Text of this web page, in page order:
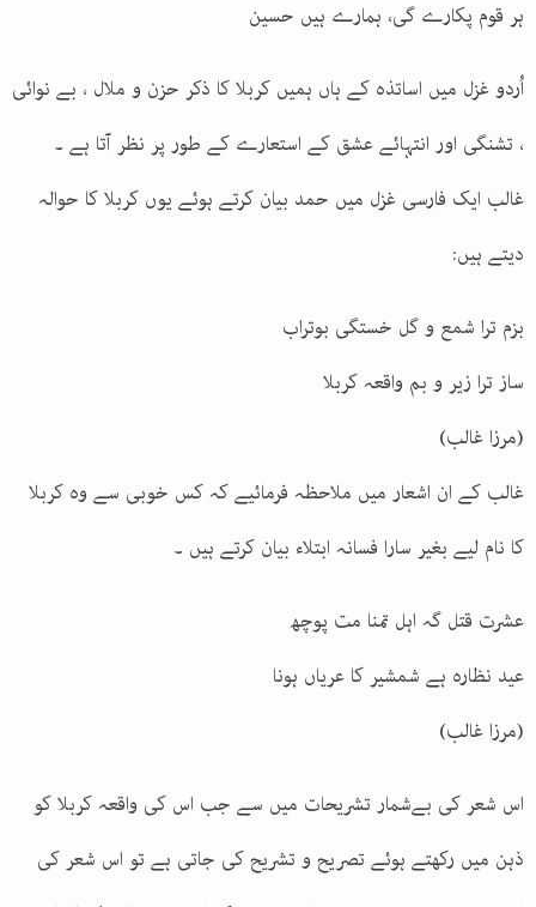
ہر قوم پکارے گی، ہمارے ہیں حسین
اُردو غزل میں اساتذہ کے ہاں ہمیں کربلا کا ذکر حزن و ملال ، بے نوائی
، تشنگی اور انتہائے عشق کے استعارے کے طور پر نظر آتا ہے ۔
غالب ایک فارسی غزل میں حمد بیان کرتے ہوئے یوں کربلا کا حوالہ
دیتے ہیں:
بزم ترا شمع و گل خستگی بوتراب
ساز ترا زیر و بم واقعہ کربلا
(مرزا غالب)
غالب کے ان اشعار میں ملاحظہ فرمائیے کہ کس خوبی سے وہ کربلا
کا نام لیے بغیر سارا فسانہ ابتلاء بیان کرتے ہیں ۔
عشرت قتل گہ اہل تمنا مت پوچھ
عید نظارہ ہے شمشیر کا عریاں ہونا
(مرزا غالب)
اس شعر کی بےشمار تشریحات میں سے جب اس کی واقعہ کربلا کو
ذہن میں رکھتے ہوئے تصریح و تشریح کی جاتی ہے تو اس شعر کی